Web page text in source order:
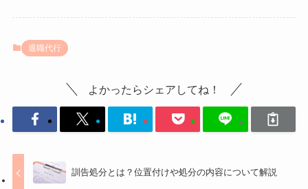
退職代行
よかったらシェアしてね！
訓告処分とは？位置付けや処分の内容について解説